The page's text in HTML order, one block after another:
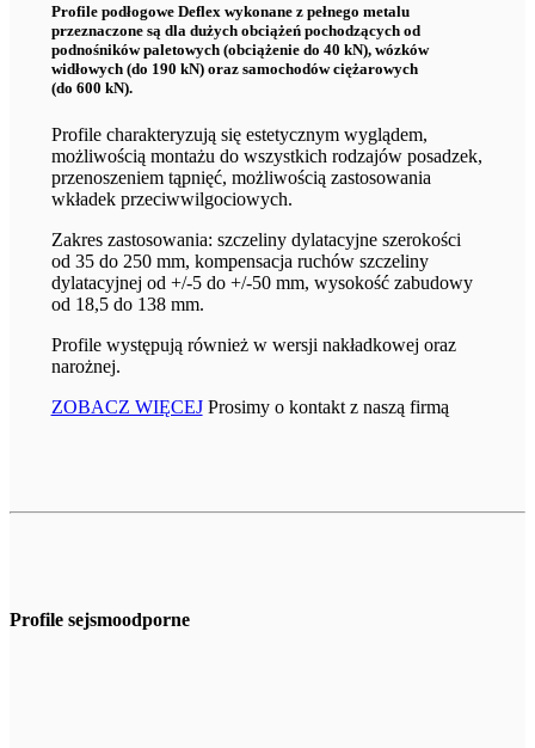
Profile podłogowe Deflex wykonane z pełnego metalu
przeznaczone są dla dużych obciążeń pochodzących od
podnośników paletowych (obciążenie do 40 kN), wózków
widłowych (do 190 kN) oraz samochodów ciężarowych
(do 600 kN).
Profile charakteryzują się estetycznym wyglądem,
możliwością montażu do wszystkich rodzajów posadzek,
przenoszeniem tąpnięć, możliwością zastosowania
wkładek przeciwwilgociowych.
Zakres zastosowania: szczeliny dylatacyjne szerokości
od 35 do 250 mm, kompensacja ruchów szczeliny
dylatacyjnej od +/-5 do +/-50 mm, wysokość zabudowy
od 18,5 do 138 mm.
Profile występują również w wersji nakładkowej oraz
narożnej.
ZOBACZ WIĘCEJ Prosimy o kontakt z naszą firmą
Profile sejsmoodporne